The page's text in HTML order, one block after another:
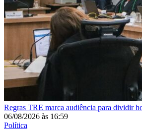
Regras TRE marca audiência para dividir
06/08/2026 às 16:59
Política